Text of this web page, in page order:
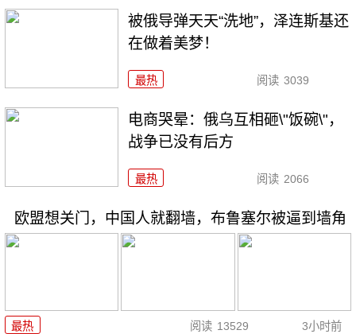
被俄导弹天天“洗地”，泽连斯基还
在做着美梦！
最热 阅读 3039
电商哭晕：俄乌互相砸\"饭碗\"，
战争已没有后方
最热 阅读 2066
欧盟想关门，中国人就翻墙，布鲁塞尔被逼到墙角
最热 阅读 13529 3小时前